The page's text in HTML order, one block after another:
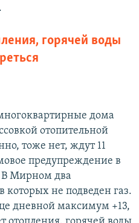
горячей воды
дома
отопительной
тоже нет, ждут 11
предупреждение в
В Мирном два
не подведен газ.
дневной максимум +13,